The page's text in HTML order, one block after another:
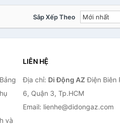
Sắp Xếp Theo
và
LIÊN HỆ
Địa chỉ: Di Động AZĐiện Biên
6, Quận 3, Tp.HCM
Email: lienhe@didongaz.com